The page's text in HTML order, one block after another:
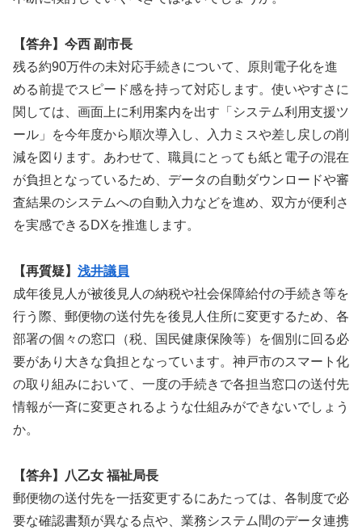
【答弁】今西 副市長
残る約90万件の未対応手続きについて、原則電子化を進
める前提でスピード感を持って対応します。使いやすさに
関しては、画面上に利用案内を出す「システム利用支援ツ
ール」を今年度から順次導入し、入力ミスや差し戻しの削
減を図ります。あわせて、職員にとっても紙と電子の混在
が負担となっているため、データの自動ダウンロードや審
査結果のシステムへの自動入力などを進め、双方が便利さ
を実感できるDXを推進します。
【再質疑】 浅井議員
成年後見人が被後見人の納税や社会保障給付の手続き等を
行う際、郵便物の送付先を後見人住所に変更するため、各
部署の個々の窓口（税、国民健康保険等）を個別に回る必
要があり大きな負担となっています。神戸市のスマート化
の取り組みにおいて、一度の手続きで各担当窓口の送付先
情報が一斉に変更されるような仕組みができないでしょう
か。
【答弁】八乙女 福祉局長
郵便物の送付先を一括変更するにあたっては、各制度で必
要な確認書類が異なる点や、業務システム間のデータ連携